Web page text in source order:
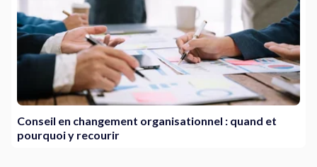
Conseil en changement organisationnel : quand et
pourquoi y recourir